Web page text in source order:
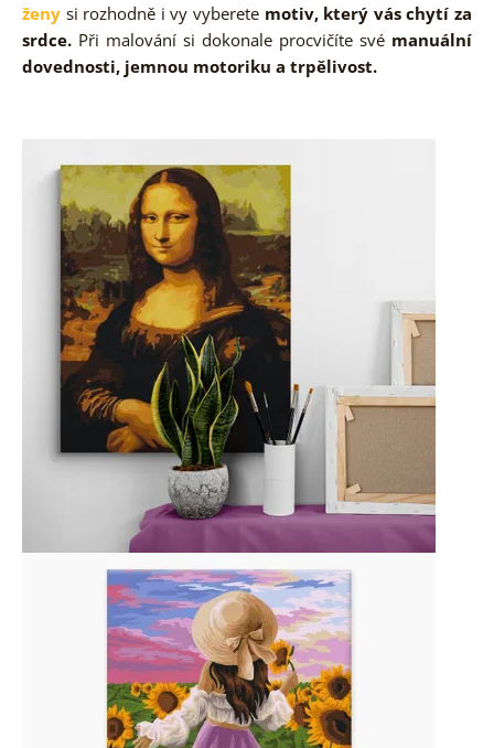
ženysi rozhodně i vy vyberete motiv, který vás chytí za
srdce.Při malování si dokonale procvičíte své manuální
dovednosti, jemnou motoriku a trpělivost.